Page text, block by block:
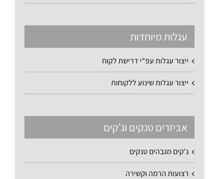
עגלות מיוחדות
ייצור עגלות עפ"י דרישת לקוח
ייצור עגלות שינוע ללקוחות
אביזרים טנקים וג'קים
ג'קים מגבהים טנקים
רצועות הרמה וקשירה